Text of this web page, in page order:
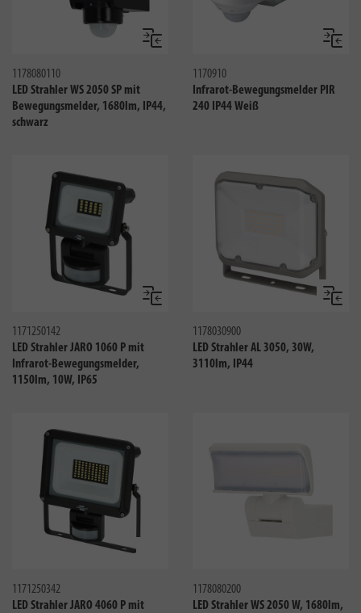
Vergleichen
1178080110
LED Strahler WS 2050 SP mit
Bewegungsmelder, 1680lm, IP44,
schwarz
1170910
Infrarot-Bewegungsmelder PIR
240 IP44 Weiß
Vergleichen
1171250142
LED Strahler JARO 1060 P mit
Infrarot-Bewegungsmelder,
1150lm, 10W, IP65
1178030900
LED Strahler AL 3050, 30W,
3110lm, IP44
1171250342
LED Strahler JARO 4060 P mit
1178080200
LED Strahler WS 2050 W, 1680lm,